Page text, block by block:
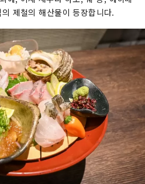
제철의 해산물이 등장합니다.